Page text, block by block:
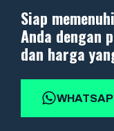
Siap
Anda dengan
dan harga